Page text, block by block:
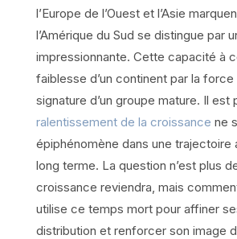
l’Europe de l’Ouest et l’Asie
l’Amérique du Sud se distingue par
impressionnante. Cette capacité à
faiblesse d’un continent par la force
signature d’un groupe mature. Il est
ralentissement de la croissance ne
épiphénomène dans une trajectoire
long terme. La question n’est plus
croissance reviendra, mais
utilise ce temps mort pour affiner
distribution et renforcer son image